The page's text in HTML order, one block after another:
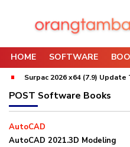
HOME SOFTWARE
Surpac 2026 x64 (7.9) Update
POST Software Books
AutoCAD
AutoCAD 2021.3D Modeling